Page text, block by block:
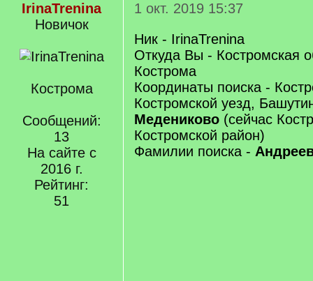
IrinaTrenina
Новичок
Кострома
Сообщений:
13
На сайте с
2016 г.
Рейтинг:
51
1 окт. 2019 15:37
Ник - IrinaTrenina
Откуда Вы - Костромская
Кострома
Координаты поиска -
Костромской уезд,
Медениково (сейчас
Костромской район)
Фамилии поиска -